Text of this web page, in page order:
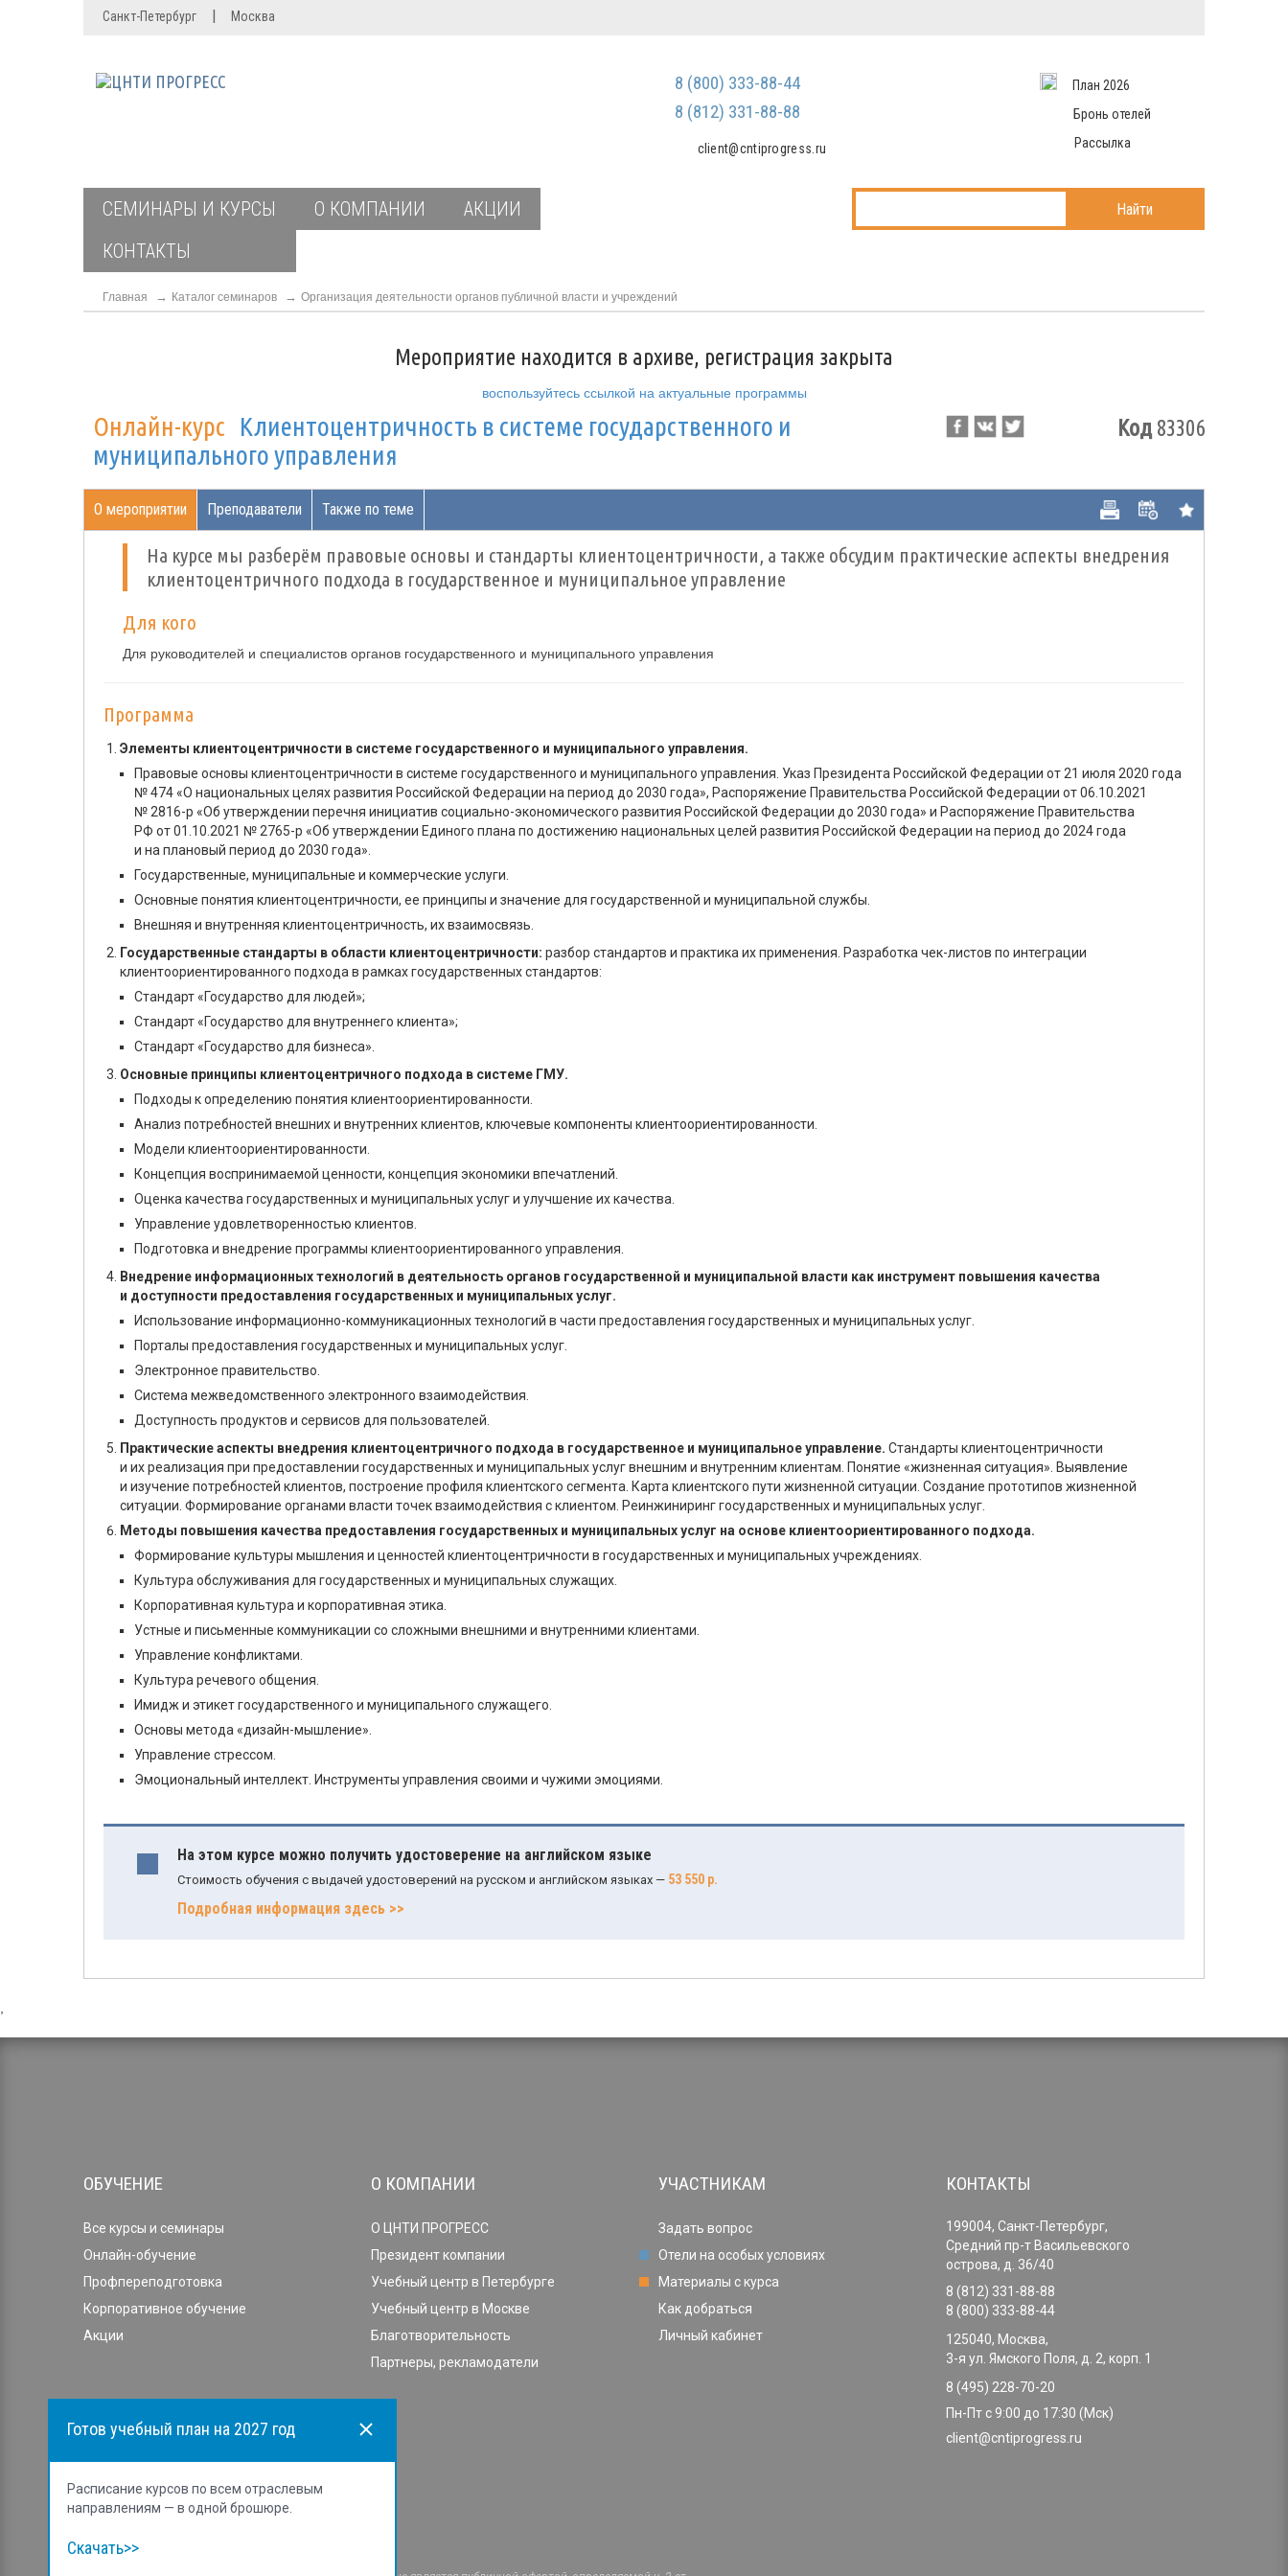
Мы не передаем ваши данные
спам
Запомнить меня
Войти в кабинет
Санкт-Петербург | Москва
8 (800) 333-88-44
8 (812) 331-88-88
client@cntiprogress.ru
План 2026
Бронь отелей
Рассылка
СЕМИНАРЫ И КУРСЫ О КОМПАНИИ
АКЦИИ
КОНТАКТЫ
Найти
Готов учебный план на 2027 год
Расписание курсов по всем отраслевым
направлениям — в одной брошюре.
Скачать>>
Главная Каталог семинаров Организация деятельности органов публичной власти и учреждений
Мероприятие находится в архиве, регистрация закрыта
воспользуйтесь ссылкой на актуальные программы
Онлайн-курс Клиентоцентричность в системе государственного и
муниципального управления
Код83306
О мероприятии Преподаватели Также по теме
На курсе мы разберём правовые основы и стандарты клиентоцентричности, а также обсудим практические аспекты внедрения
клиентоцентричного подхода в государственное и муниципальное управление
Для кого
Для руководителей и специалистов органов государственного и муниципального управления
Программа
Элементы клиентоцентричности в системе государственного и муниципального управления.
Правовые основы клиентоцентричности в системе государственного и муниципального управления. Указ Президента Российской Федерации от 21 июля 2020 года
№ 474 «О национальных целях развития Российской Федерации на период до 2030 года», Распоряжение Правительства Российской Федерации от 06.10.2021
№ 2816-р «Об утверждении перечня инициатив социально-экономического развития Российской Федерации до 2030 года» и Распоряжение Правительства
РФ от 01.10.2021 № 2765-р «Об утверждении Единого плана по достижению национальных целей развития Российской Федерации на период до 2024 года
и на плановый период до 2030 года».
Государственные, муниципальные и коммерческие услуги.
Основные понятия клиентоцентричности, ее принципы и значение для государственной и муниципальной службы.
Внешняя и внутренняя клиентоцентричность, их взаимосвязь.
Государственные стандарты в области клиентоцентричности: разбор стандартов и практика их применения. Разработка чек-листов по интеграции
клиентоориентированного подхода в рамках государственных стандартов:
Стандарт «Государство для людей»;
Стандарт «Государство для внутреннего клиента»;
Стандарт «Государство для бизнеса».
Основные принципы клиентоцентричного подхода в системе ГМУ.
Подходы к определению понятия клиентоориентированности.
Анализ потребностей внешних и внутренних клиентов, ключевые компоненты клиентоориентированности.
Модели клиентоориентированности.
Концепция воспринимаемой ценности, концепция экономики впечатлений.
Оценка качества государственных и муниципальных услуг и улучшение их качества.
Управление удовлетворенностью клиентов.
Подготовка и внедрение программы клиентоориентированного управления.
Внедрение информационных технологий в деятельность органов государственной и муниципальной власти как инструмент повышения качества
и доступности предоставления государственных и муниципальных услуг.
Использование информационно-коммуникационных технологий в части предоставления государственных и муниципальных услуг.
Порталы предоставления государственных и муниципальных услуг.
Электронное правительство.
Система межведомственного электронного взаимодействия.
Доступность продуктов и сервисов для пользователей.
Практические аспекты внедрения клиентоцентричного подхода в государственное и муниципальное управление. Стандарты клиентоцентричности
и их реализация при предоставлении государственных и муниципальных услуг внешним и внутренним клиентам. Понятие «жизненная ситуация». Выявление
и изучение потребностей клиентов, построение профиля клиентского сегмента. Карта клиентского пути жизненной ситуации. Создание прототипов жизненной
ситуации. Формирование органами власти точек взаимодействия с клиентом. Реинжиниринг государственных и муниципальных услуг.
Методы повышения качества предоставления государственных и муниципальных услуг на основе клиентоориентированного подхода.
Формирование культуры мышления и ценностей клиентоцентричности в государственных и муниципальных учреждениях.
Культура обслуживания для государственных и муниципальных служащих.
Корпоративная культура и корпоративная этика.
Устные и письменные коммуникации со сложными внешними и внутренними клиентами.
Управление конфликтами.
Культура речевого общения.
Имидж и этикет государственного и муниципального служащего.
Основы метода «дизайн-мышление».
Управление стрессом.
Эмоциональный интеллект. Инструменты управления своими и чужими эмоциями.
На этом курсе можно получить удостоверение на английском языке
Стоимость обучения с выдачей удостоверений на русском и английском языках — 53 550 р.
Подробная информация здесь >>
ОБУЧЕНИЕ
Все курсы и семинары
Онлайн-обучение
Профпереподготовка
Корпоративное обучение
Акции
О КОМПАНИИ
О ЦНТИ ПРОГРЕСС
Президент компании
Учебный центр в Петербурге
Учебный центр в Москве
Благотворительность
Партнеры, рекламодатели
УЧАСТНИКАМ
Задать вопрос
Отели на особых условиях
Материалы с курса
Как добраться
Личный кабинет
КОНТАКТЫ
199004, Санкт-Петербург,
Средний пр-т Васильевского
острова, д. 36/40
8 (812) 331-88-88
8 (800) 333-88-44
125040, Москва,
3-я ул. Ямского Поля, д. 2, корп. 1
8 (495) 228-70-20
Пн-Пт с 9:00 до 17:30 (Мск)
client@cntiprogress.ru